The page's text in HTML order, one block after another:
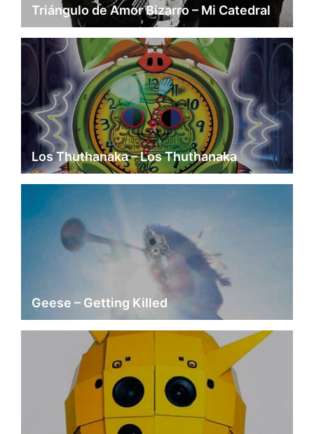
Triángulo de Amor Bizarro – Mi Catedral
Los Thuthanaka – Los Thuthanaka
Geese – Getting Killed